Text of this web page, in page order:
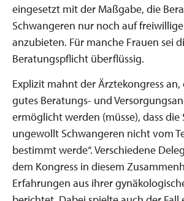
eingesetzt mit der Maßgabe, die
Schwangeren nur noch auf
anzubieten. Für manche Frauen sei
Beratungspflicht überflüssig.
Explizit mahnt der Ärztekongress an,
gutes Beratungs- und
ermöglicht werden (müsse), dass
ungewollt Schwangeren nicht vom
bestimmt werde“. Verschiedene
dem Kongress in diesem
Erfahrungen aus ihrer